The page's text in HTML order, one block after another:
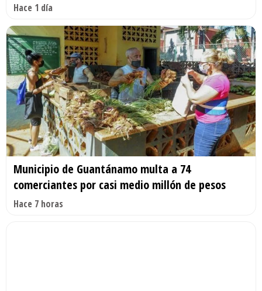
Hace 1 día
Municipio de Guantánamo multa a 74
comerciantes por casi medio millón de pesos
Hace 7 horas